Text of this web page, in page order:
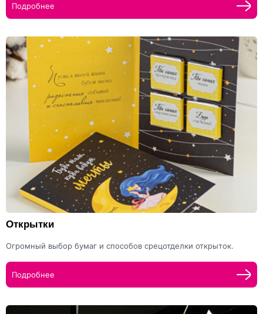
Подробнее
Открытки
Огромный выбор бумаг и способов срецотделки открыток.
Подробнее